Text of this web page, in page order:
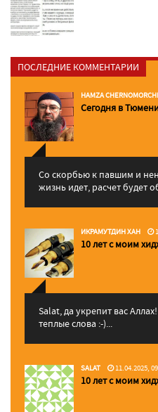
ПОСЛЕДНИЕ КОММЕНТАРИИ
HAMZA
Сегодня в
Со скорбью к павшим и
жизнь идет, расчет будет
ИКРАМУТДИН ХАН
10 лет с моим
Salat, да укрепит вас
теплые слова :-)...
SALAT 11.04.2025,
10 лет с моим